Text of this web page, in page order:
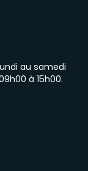
au samedi
à 15h00.